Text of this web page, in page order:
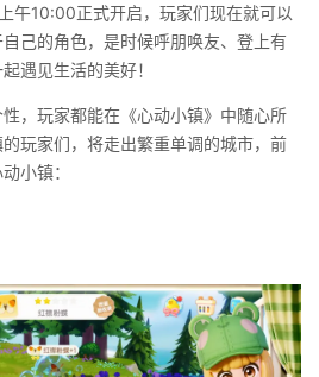
午10:00正式开启，玩家们现在就可以
己的角色，是时候呼朋唤友、登上有
遇见生活的美好！
，玩家都能在《心动小镇》中随心所
玩家们，将走出繁重单调的城市，前
小镇：